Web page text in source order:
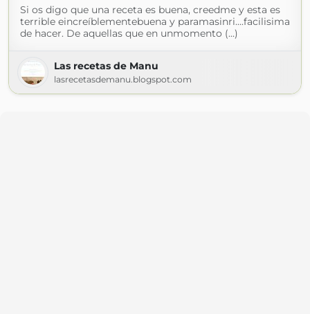
Si os digo que una receta es buena, creedme y esta es
terrible eincreíblementebuena y paramasinri....facilisima
de hacer. De aquellas que en unmomento (...)
Las recetas de Manu
lasrecetasdemanu.blogspot.com